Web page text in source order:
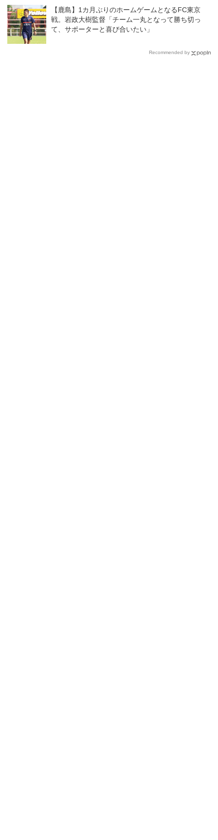
【鹿島】1カ月ぶりのホームゲームとなるFC東京
戦。岩政大樹監督「チーム一丸となって勝ち切っ
て、サポーターと喜び合いたい」
Recommended by